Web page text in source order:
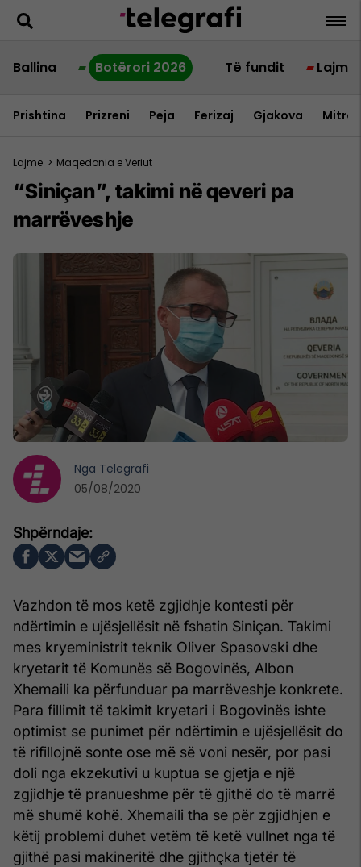
Ballina Botërori 2026 Të fundit Lajme
Prishtina Prizreni Peja Ferizaj Gjakova
Lajme > Maqedonia e Veriut
“Siniçan”, takimi në qeveri pa
marrëveshje
Vazhdon të mos ketë zgjidhje kontesti për
ndërtimin e ujësjellësit në fshatin Siniçan. Takimi
mes kryeministrit teknik Oliver Spasovski dhe
kryetarit të Komunës së Bogovinës, Albon
Xhemaili ka përfunduar pa marrëveshje konkrete.
Para fillimit të takimit kryetari i Bogovinës ishte
optimist se punimet për ndërtimin e ujësjellësit do
të rifillojnë sonte ose më së voni nesër, por pasi
doli nga ekzekutivi u kuptua se gjetja e një
zgjidhje të pranueshme për të gjithë do të marrë
më shumë kohë. Xhemaili tha se për zgjidhjen e
këtij problemi duhet vetëm të ketë vullnet nga të
gjithë pasi makineritë dhe gjithçka tjetër të
Nga Telegrafi
05/08/2020